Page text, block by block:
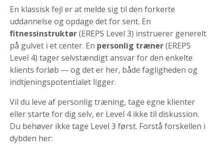
En klassisk fejl er at melde sig til den forkerte
uddannelse og opdage det for sent. En
fitnessinstruktør(EREPS Level 3) instruerer generelt
på gulvet i et center. En personlig træner(EREPS
Level 4) tager selvstændigt ansvar for den enkelte
klients forløb — og det er her, både fagligheden og
indtjeningspotentialet ligger.
Vil du leve af personlig træning, tage egne klienter
eller starte for dig selv, er Level 4 ikke til diskussion.
Du behøver ikke tage Level 3 først. Forstå forskellen i
dybden her: